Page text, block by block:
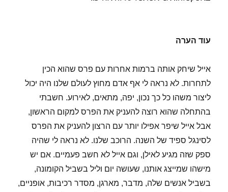
עוד הערה
אייל שיחק אותה ברמות אחרות עם פרס שהוא הכין
לתחרות. לא נראה לי אף אדם מחוץ לעולם שלנו היה יכול
ליצור משהו כל כך נכון, יפה, מתאים, לאירוע. חשבתי
בהתחלה שהוא רוצה להעניק את הפרס למקום הראשון,
אבל אייל שיפר אפילו יותר עם הרצון להעניק את הפרס
לסינגל ספיד של השנה. הרוכב שלנו. לא נראה לי שהיה
ספק שזה מגיע לאילן, וגם אייל לא חשב פעמיים. אם יש
מישהו שמייצג אותנו, שעושה יום וליל בשביל הקומונה,
בשביל אנשים שלה, מדבר, מארגן, מסדר רכיבות, אופניים,